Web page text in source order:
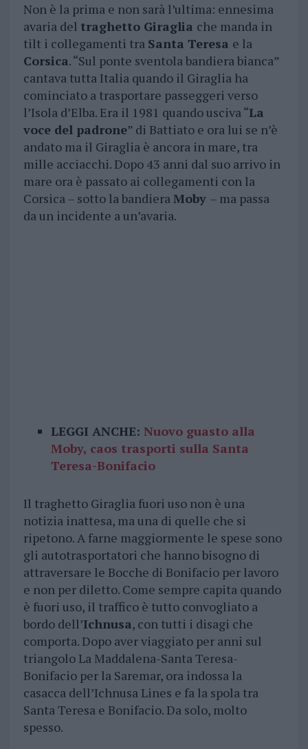
Non è la prima e non sarà l’ultima: ennesima
avaria del traghetto Giraglia che manda in
tilt i collegamenti tra Santa Teresa e la
Corsica. “Sul ponte sventola bandiera bianca”
cantava tutta Italia quando il Giraglia ha
cominciato a trasportare passeggeri verso
l’Isola d’Elba. Era il 1981 quando usciva “La
voce del padrone” di Battiato e ora lui se n’è
andato ma il Giraglia è ancora in mare, tra
mille acciacchi. Dopo 43 anni dal suo arrivo in
mare ora è passato ai collegamenti con la
Corsica – sotto la bandieraMoby – ma passa
da un incidente a un’avaria.
LEGGI ANCHE: Nuovo guasto alla
Moby, caos trasporti sulla Santa
Teresa-Bonifacio
Il traghetto Giraglia fuori uso non è una
notizia inattesa, ma una di quelle che si
ripetono. A farne maggiormente le spese sono
gli autotrasportatori che hanno bisogno di
attraversare le Bocche di Bonifacio per lavoro
e non per diletto. Come sempre capita quando
è fuori uso, il traffico è tutto convogliato a
bordo dell’Ichnusa, con tutti i disagi che
comporta. Dopo aver viaggiato per anni sul
triangolo La Maddalena-Santa Teresa-
Bonifacio per la Saremar, ora indossa la
casacca dell’Ichnusa Lines e fa la spola tra
Santa Teresa e Bonifacio. Da solo, molto
spesso.